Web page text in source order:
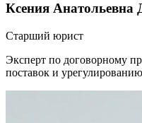
Ксения Анатольевна
Старший юрист
Эксперт по договорному
поставок и